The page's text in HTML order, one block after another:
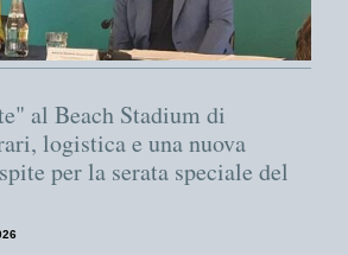
al Beach Stadium di
logistica e una nuova
per la serata speciale del